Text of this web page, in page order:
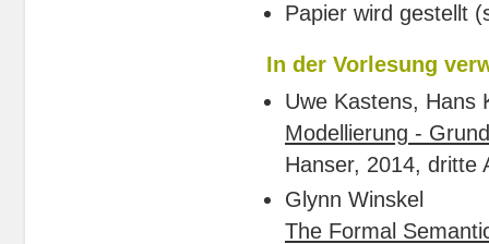
Papier wird gestellt
In der Vorlesung
Uwe Kastens, Hans
Modellierung -
Hanser, 2014, dritte
Glynn Winskel
The Formal